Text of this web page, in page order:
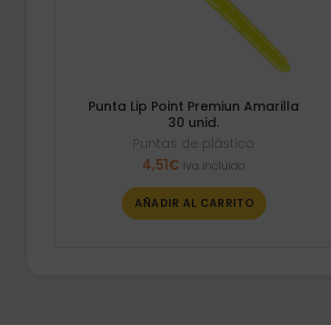
Punta Lip Point Premiun Amarilla
30 unid.
Puntas de plástico
4,51€ Iva incluido
AÑADIR AL CARRITO